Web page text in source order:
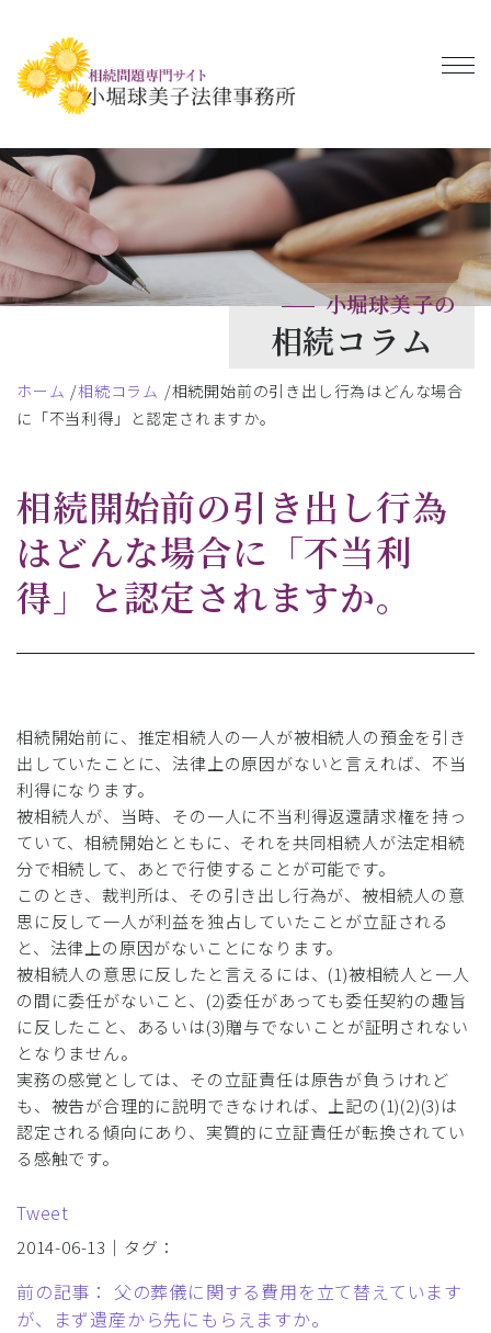
小堀球美子の
相続コラム
ホーム 相続コラム
相続開始前の引き出し行為はどんな場合
に「不当利得」と認定されますか。
相続開始前の引き出し行為
はどんな場合に「不当利
得」と認定されますか。
相続開始前に、推定相続人の一人が被相続人の預金を引き
出していたことに、法律上の原因がないと言えれば、不当
利得になります。
被相続人が、当時、その一人に不当利得返還請求権を持っ
ていて、相続開始とともに、それを共同相続人が法定相続
分で相続して、あとで行使することが可能です。
このとき、裁判所は、その引き出し行為が、被相続人の意
思に反して一人が利益を独占していたことが立証される
と、法律上の原因がないことになります。
被相続人の意思に反したと言えるには、(1)被相続人と一人
の間に委任がないこと、(2)委任があっても委任契約の趣旨
に反したこと、あるいは(3)贈与でないことが証明されない
となりません。
実務の感覚としては、その立証責任は原告が負うけれど
も、被告が合理的に説明できなければ、上記の(1)(2)(3)は
認定される傾向にあり、実質的に立証責任が転換されてい
る感触です。
Tweet
2014-06-13｜タグ：
前の記事： 父の葬儀に関する費用を立て替えています
が、まず遺産から先にもらえますか。